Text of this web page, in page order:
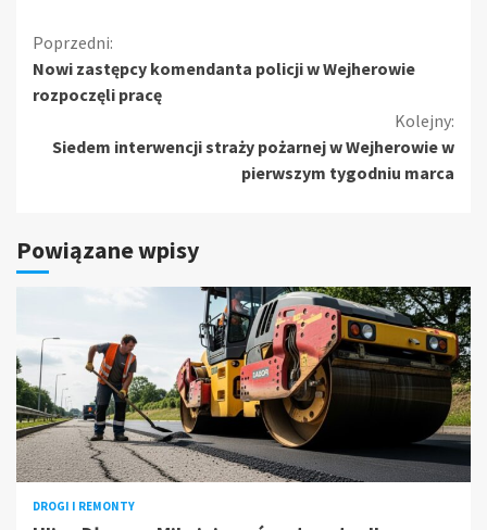
Kontynuuj
czytanie
Poprzedni:
Nowi zastępcy komendanta policji w Wejherowie
rozpoczęli pracę
Kolejny:
Siedem interwencji straży pożarnej w Wejherowie w
pierwszym tygodniu marca
Powiązane wpisy
DROGI I REMONTY